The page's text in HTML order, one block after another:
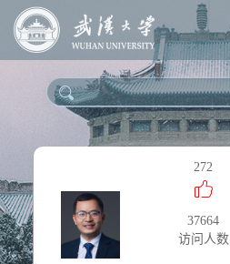
272
37664
访问人数